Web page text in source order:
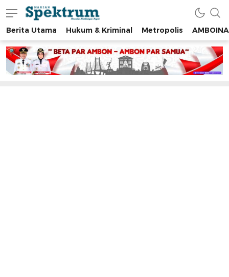
spektrumonline.com
Berita Utama Hukum & Kriminal Metropolis AMBOINA